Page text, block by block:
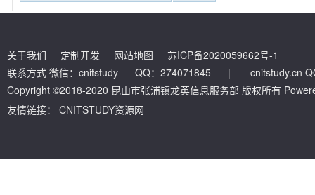
关于我们 定制开发 网站地图
苏ICP备2020059662号-1
联系方式 微信：cnitstudy QQ：274071845
|
cnitstudy.cn
Copyright ©2018-2020 昆山市张浦镇龙英信息服务部 版权所有
友情链接：
CNITSTUDY资源网